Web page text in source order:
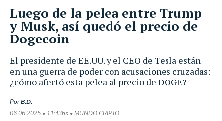
El presidente de EE.UU. y el CEO de Tesla están
en una guerra de poder con acusaciones cruzadas:
¿cómo afectó esta pelea al precio de DOGE?
PorB.D.
06.06.2025 • 11:43hs • MUNDO CRIPTO
Luego de la pelea entre Trump
y Musk, así quedó el precio de
Dogecoin